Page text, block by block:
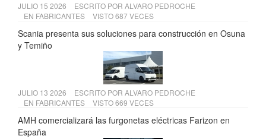
JULIO 15 2026 ESCRITO POR ALVARO PEDROCHE
EN FABRICANTES VISTO 687 VECES
Scania presenta sus soluciones para construcción en Osuna
y Temiño
JULIO 13 2026 ESCRITO POR ALVARO PEDROCHE
EN FABRICANTES VISTO 669 VECES
AMH comercializará las furgonetas eléctricas Farizon en
España